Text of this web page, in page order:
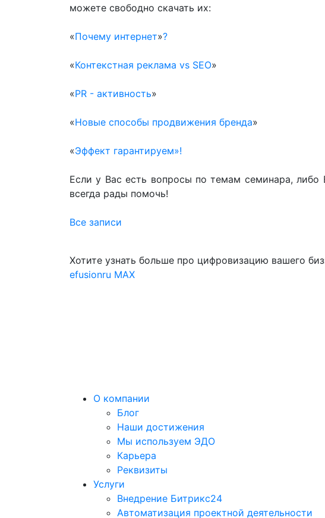
можете свободно скачать их:
«Почему интернет»?
«Контекстная реклама vs SEO»
«PR - активность»
«Новые способы продвижения бренда»
«Эффект гарантируем»!
Если у Вас есть вопросы по темам семинара, либо
всегда рады помочь!
Все записи
Хотите узнать больше про цифровизацию вашего
efusionru MAX
О компании
Блог
Наши достижения
Мы используем ЭДО
Карьера
Реквизиты
Услуги
Внедрение Битрикс24
Автоматизация проектной деятельности